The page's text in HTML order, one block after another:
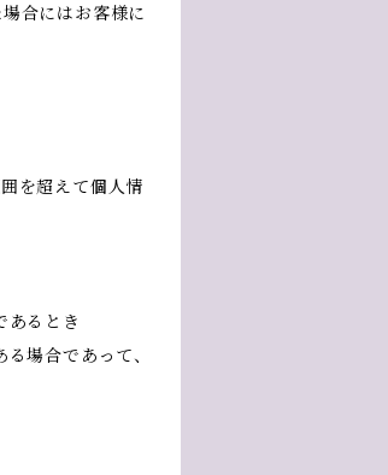
合にはお客様に
を超えて個人情
あるとき
場合であって、